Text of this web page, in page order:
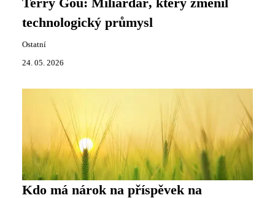
technologický průmysl
Ostatní
24. 05. 2026
Kdo má nárok na příspěvek na